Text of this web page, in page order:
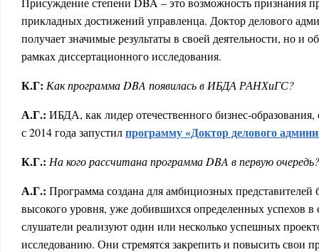
прикладных достижений управленца. Доктор делового
получает значимые результаты в своей деятельности, но и
рамках диссертационного исследования.
К.Г: Как программа DBA появилась в ИБДА РАНХиГС?
А.Г.: ИБДА, как лидер отечественного бизнес-
с 2014 года запустилпрограмму «Доктор делового
К.Г.: На кого рассчитанапрограмма DBA в первую очередь?
А.Г.: Программа создана для амбициозных представителей
высокого уровня, уже добившихся определенных успехов
слушатели реализуют один или несколько успешных
исследованию. Они стремятся закрепить и повысить свои